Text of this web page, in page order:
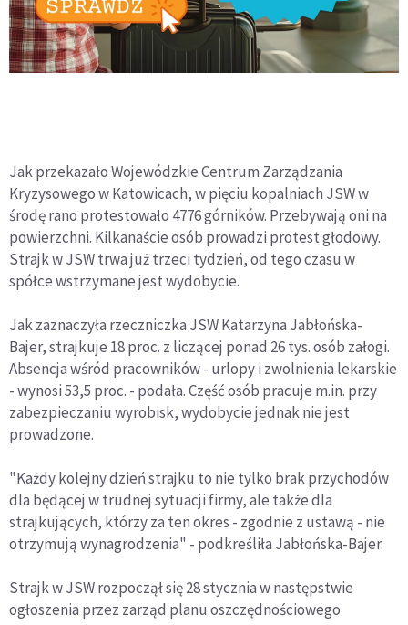
Jak przekazało Wojewódzkie Centrum Zarządzania
Kryzysowego w Katowicach, w pięciu kopalniach JSW w
środę rano protestowało 4776 górników. Przebywają oni na
powierzchni. Kilkanaście osób prowadzi protest głodowy.
Strajk w JSW trwa już trzeci tydzień, od tego czasu w
spółce wstrzymane jest wydobycie.
Jak zaznaczyła rzeczniczka JSW Katarzyna Jabłońska-
Bajer, strajkuje 18 proc. z liczącej ponad 26 tys. osób załogi.
Absencja wśród pracowników - urlopy i zwolnienia lekarskie
- wynosi 53,5 proc. - podała. Część osób pracuje m.in. przy
zabezpieczaniu wyrobisk, wydobycie jednak nie jest
prowadzone.
"Każdy kolejny dzień strajku to nie tylko brak przychodów
dla będącej w trudnej sytuacji firmy, ale także dla
strajkujących, którzy za ten okres - zgodnie z ustawą - nie
otrzymują wynagrodzenia" - podkreśliła Jabłońska-Bajer.
Strajk w JSW rozpoczął się 28 stycznia w następstwie
ogłoszenia przez zarząd planu oszczędnościowego